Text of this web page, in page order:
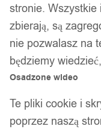
stronie.
zbierają, są
nie pozwalasz na
będziemy
Osadzone wideo
Te pliki cookie i
poprzez naszą